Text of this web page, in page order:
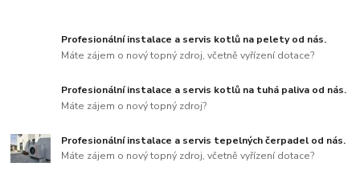
Profesionální instalace a servis kotlů na pelety od nás.
Máte zájem o nový topný zdroj, včetně vyřízení dotace?
Profesionální instalace a servis kotlů na tuhá paliva od nás.
Máte zájem o nový topný zdroj?
Profesionální instalace a servis tepelných čerpadel od nás.
Máte zájem o nový topný zdroj, včetně vyřízení dotace?